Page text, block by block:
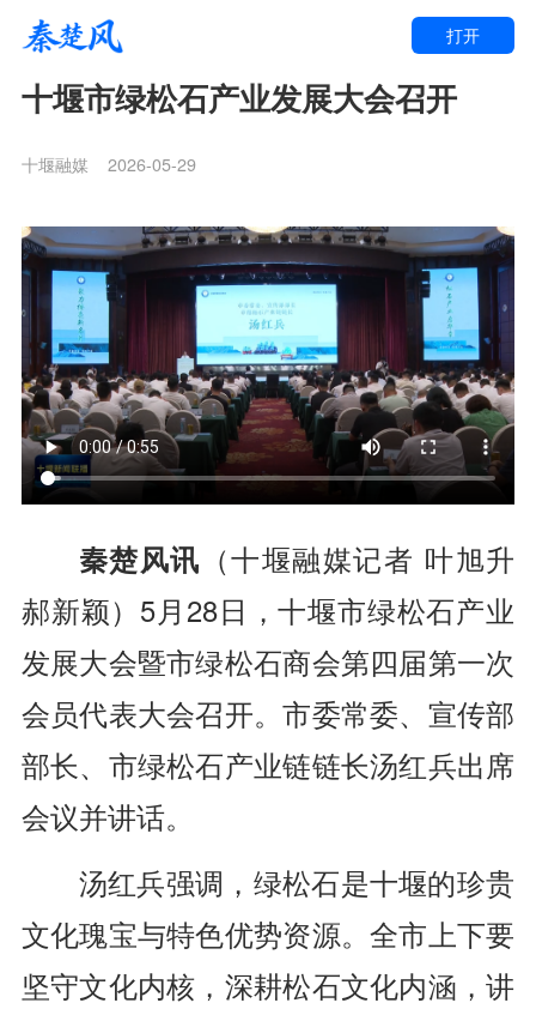
打开
十堰市绿松石产业发展大会召开
十堰融媒 2026-05-29
秦楚风讯 （十堰融媒记者 叶旭升
郝新颖） 5月28日，十堰市绿松石产业
发展大会暨市绿松石商会第四届第一次
会员代表大会召开。市委常委、宣传部
部长、市绿松石产业链链长汤红兵出席
会议并讲话。
汤红兵强调，绿松石是十堰的珍贵
文化瑰宝与特色优势资源。全市上下要
坚守文化内核，深耕松石文化内涵，讲